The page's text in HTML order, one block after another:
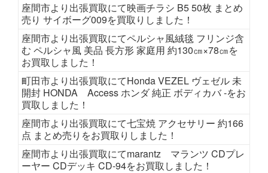
座間市より出張買取にて映画チラシ B5 50枚 まとめ
売り サイボーグ009を買取りしました！
座間市より出張買取にてペルシャ風絨毯 フリンジ含
む ペルシャ風 美品 長方形 家庭用 約130㎝×78㎝を
お買取しました！
町田市より出張買取にてHonda VEZEL ヴェゼル 未
開封 HONDA Access ホンダ 純正 ボディカバ -をお
買取しました！
座間市より出張買取にて七宝焼 アクセサリー 約166
点 まとめ売りをお買取りしました！
座間市より出張買取にてmarantz マランツ CDプレ
ーヤー CDデッキ CD-94をお買取しました！